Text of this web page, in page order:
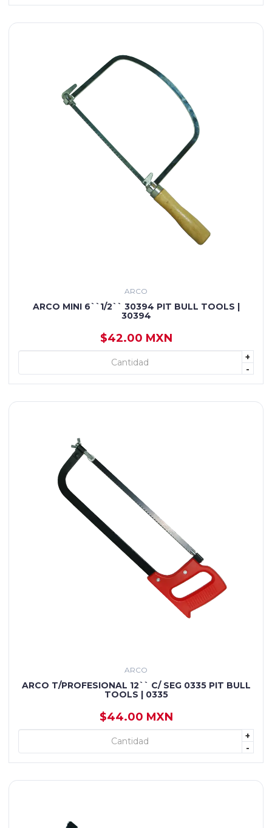
ARCO
ARCO MINI 6``1/2`` 30394 PIT BULL TOOLS |
30394
$42.00 MXN
+
-
+ AGREGAR
ARCO
ARCO T/PROFESIONAL 12`` C/ SEG 0335 PIT BULL
TOOLS | 0335
$44.00 MXN
+
-
+ AGREGAR